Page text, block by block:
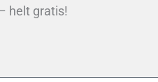
helt gratis!